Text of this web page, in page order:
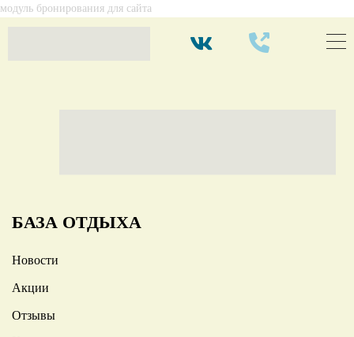
модуль бронирования для сайта
БАЗА ОТДЫХА
Новости
Акции
Отзывы